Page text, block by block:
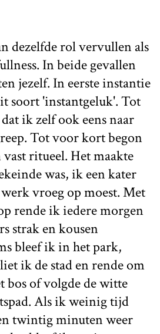
dezelfde rol vervullen als
In beide gevallen
jezelf. In eerste instantie
soort 'instantgeluk'. Tot
ik zelf ook eens naar
Tot voor kort begon
ritueel. Het maakte
was, ik een kater
vroeg op moest. Met
rende ik iedere morgen
strak en kousen
bleef ik in het park,
ik de stad en rende om
bos of volgde de witte
Als ik weinig tijd
twintig minuten weer